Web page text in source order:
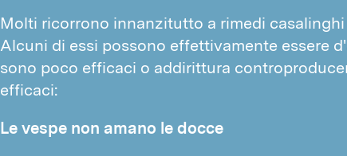
Molti ricorrono innanzitutto a rimedi
Alcuni di essi possono effettivamente essere
sono poco efficaci o addirittura
efficaci:
Le vespe non amano le docce